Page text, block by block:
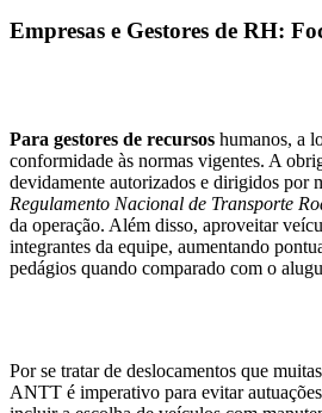
Empresas e Gestores de RH:
Para gestores de recursos humanos, a
conformidade às normas vigentes. A
devidamente autorizados e dirigidos por
Regulamento Nacional de Transporte
da operação. Além disso, aproveitar
integrantes da equipe, aumentando
pedágios quando comparado com o
Por se tratar de deslocamentos que
ANTT é imperativo para evitar